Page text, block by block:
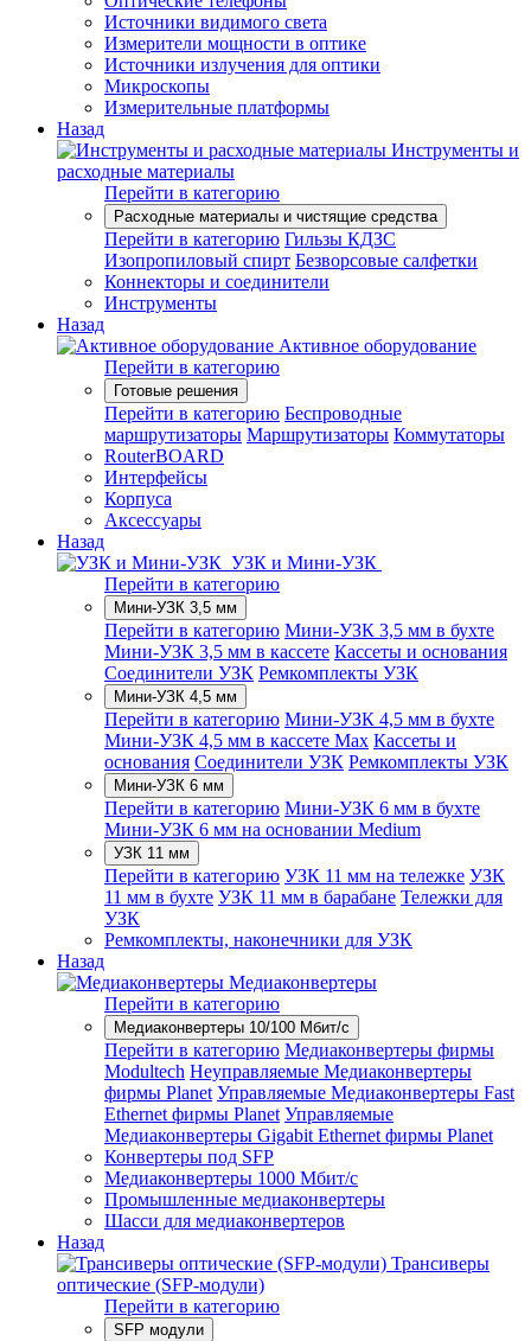
Источники видимого света
Измерители мощности в оптике
Источники излучения для оптики
Микроскопы
Измерительные платформы
Назад
Инструменты и
расходные материалы
Перейти в категорию
Расходные материалы и чистящие средства
Перейти в категорию Гильзы КДЗС
Изопропиловый спирт Безворсовые салфетки
Коннекторы и соединители
Инструменты
Назад
Активное оборудование
Перейти в категорию
Готовые решения
Перейти в категорию Беспроводные
маршрутизаторы Маршрутизаторы Коммутаторы
RouterBOARD
Интерфейсы
Корпуса
Аксессуары
Назад
УЗК и Мини-УЗК
Перейти в категорию
Мини-УЗК 3,5 мм
Перейти в категорию Мини-УЗК 3,5 мм в бухте
Мини-УЗК 3,5 мм в кассете Кассеты и основания
Соединители УЗК Ремкомплекты УЗК
Мини-УЗК 4,5 мм
Перейти в категорию Мини-УЗК 4,5 мм в бухте
Мини-УЗК 4,5 мм в кассете Max Кассеты и
основания Соединители УЗК Ремкомплекты УЗК
Мини-УЗК 6 мм
Перейти в категорию Мини-УЗК 6 мм в бухте
Мини-УЗК 6 мм на основании Medium
УЗК 11 мм
Перейти в категорию УЗК 11 мм на тележке УЗК
11 мм в бухте УЗК 11 мм в барабане Тележки для
УЗК
Ремкомплекты, наконечники для УЗК
Назад
Медиаконвертеры
Перейти в категорию
Медиаконвертеры 10/100 Мбит/с
Перейти в категорию Медиаконвертеры фирмы
Modultech Неуправляемые Медиаконвертеры
фирмы Planet Управляемые Медиаконвертеры Fast
Ethernet фирмы Planet Управляемые
Медиаконвертеры Gigabit Ethernet фирмы Planet
Конвертеры под SFP
Медиаконвертеры 1000 Мбит/с
Промышленные медиаконвертеры
Шасси для медиаконвертеров
Назад
Трансиверы
оптические (SFP-модули)
Перейти в категорию
SFP модули